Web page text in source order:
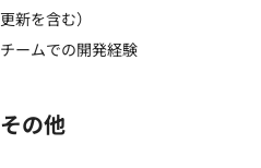
更新を含む）
チームでの開発経験
その他